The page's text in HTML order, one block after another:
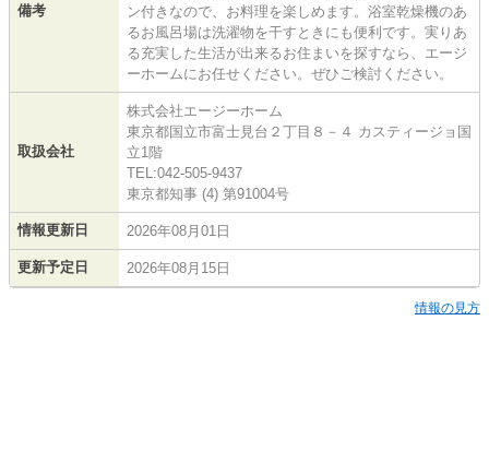
備考
ン付きなので、お料理を楽しめます。浴室乾燥機のあ
るお風呂場は洗濯物を干すときにも便利です。実りあ
る充実した生活が出来るお住まいを探すなら、エージ
ーホームにお任せください。ぜひご検討ください。
取扱会社
株式会社エージーホーム
東京都国立市富士見台２丁目８－４ カスティージョ国
立1階
TEL:042-505-9437
東京都知事 (4) 第91004号
情報更新日 2026年08月01日
更新予定日 2026年08月15日
情報の見方